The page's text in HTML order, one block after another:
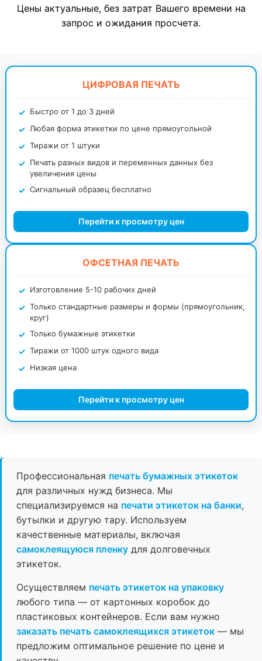
Цены актуальные, без затрат Вашего времени на
запрос и ожидания просчета.
ЦИФРОВАЯ ПЕЧАТЬ
Быстро от 1 до 3 дней
Любая форма этикетки по цене прямоугольной
Тиражи от 1 штуки
Печать разных видов и переменных данных без
увеличения цены
Сигнальный образец бесплатно
Перейти к просмотру цен
ОФСЕТНАЯ ПЕЧАТЬ
Изготовление 5-10 рабочих дней
Только стандартные размеры и формы (прямоугольник,
круг)
Только бумажные этикетки
Тиражи от 1000 штук одного вида
Низкая цена
Перейти к просмотру цен
Профессиональная печать бумажных этикеток
для различных нужд бизнеса. Мы
специализируемся на печати этикеток на банки,
бутылки и другую тару. Используем
качественные материалы, включая
самоклеящуюся пленку для долговечных
этикеток.
Осуществляем печать этикеток на упаковку
любого типа — от картонных коробок до
пластиковых контейнеров. Если вам нужно
заказать печать самоклеящихся этикеток — мы
предложим оптимальное решение по цене и